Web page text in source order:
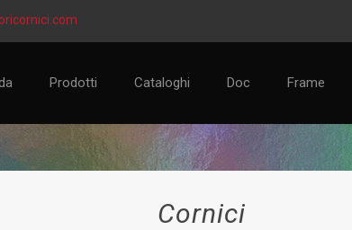
Prodotti Cataloghi Doc Frame
Cornici